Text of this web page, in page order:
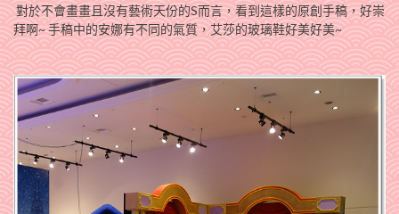
對於不會畫畫且沒有藝術天份的S而言，看到這樣的原創手稿，好崇
拜啊~ 手稿中的安娜有不同的氣質，艾莎的玻璃鞋好美好美~